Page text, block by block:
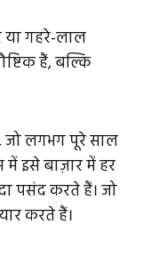
गहरे-लाल
हैं, बल्कि
जो लगभग पूरे साल
इसे बाज़ार में हर
पसंद करते हैं। जो
करते हैं।